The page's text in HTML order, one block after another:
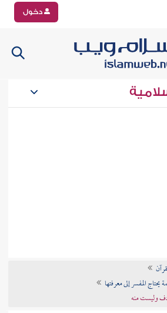
دخول
يحتاج المفسر إلى معرفتها
وليست منه